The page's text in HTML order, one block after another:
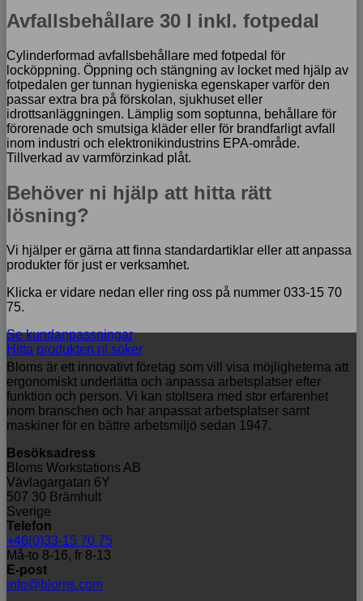
Avfallsbehållare 30 l inkl. fotpedal
Cylinderformad avfallsbehållare med fotpedal för
locköppning. Öppning och stängning av locket med hjälp av
fotpedalen ger tunnan hygieniska egenskaper varför den
passar extra bra på förskolan, sjukhuset eller
idrottsanläggningen. Lämplig som soptunna, behållare för
förorenade och smutsiga kläder eller för brandfarligt avfall
inom industri och elektronikindustrins EPA-område.
Tillverkad av varmförzinkad plåt.
Behöver ni hjälp att hitta rätt
lösning?
Vi hjälper er gärna att finna standardartiklar eller att anpassa
produkter för just er verksamhet.
Klicka er vidare nedan eller ring oss på nummer 033-15 70
75.
Se kundanpassningar
Hitta produkten ni söker
Bloms är ett innovativt företag som vill visa möjligheterna att
ergonomiskt underlätta och anpassa arbetsplatser efter
funktion och person. Vi kan stoltsera med stor erfarenhet
inom branschen och har anpassat arbetsplatser samt
maskiner för en bättre arbetsmiljö sedan 1947.
Besöksadress
Bloms Workstations AB
Vävlagargatan 6Y
507 30 Brämhult
Sverige
Telefon
+46(0)33-15 70 75
Må-to 8-16, fr 8-13
E-post
info@bloms.com